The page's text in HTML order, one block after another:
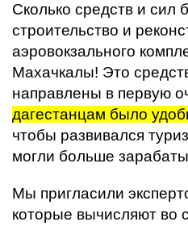
Сколько средств и сил
строительство и
аэровокзального
Махачкалы! Это
направлены в первую
дагестанцам было
чтобы развивался
могли больше
Мы пригласили
которые вычисляют во